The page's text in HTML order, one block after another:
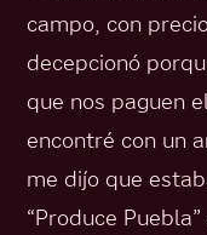
campo, con
decepcionó
que nos paguen
encontré con un
me dijo que
“Produce